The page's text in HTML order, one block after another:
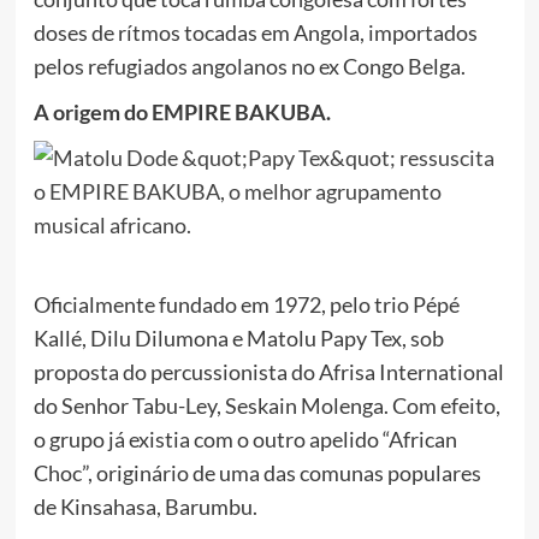
doses de rítmos tocadas em Angola, importados
pelos refugiados angolanos no ex Congo Belga.
A origem do EMPIRE BAKUBA.
Oficialmente fundado em 1972, pelo trio Pépé
Kallé, Dilu Dilumona e Matolu Papy Tex, sob
proposta do percussionista do Afrisa International
do Senhor Tabu-Ley, Seskain Molenga. Com efeito,
o grupo já existia com o outro apelido “African
Choc”, originário de uma das comunas populares
de Kinsahasa, Barumbu.